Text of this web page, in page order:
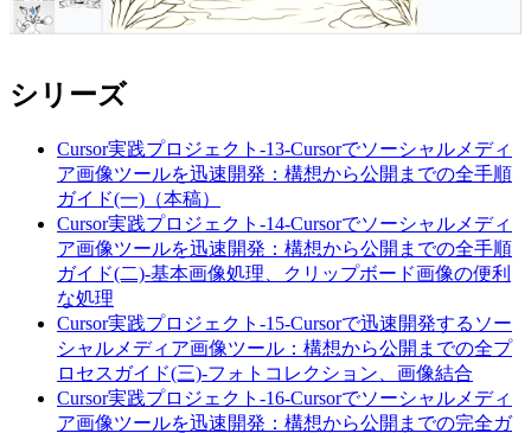
シリーズ
Cursor実践プロジェクト-13-Cursorでソーシャルメディ
ア画像ツールを迅速開発：構想から公開までの全手順
ガイド(一)（本稿）
Cursor実践プロジェクト-14-Cursorでソーシャルメディ
ア画像ツールを迅速開発：構想から公開までの全手順
ガイド(二)-基本画像処理、クリップボード画像の便利
な処理
Cursor実践プロジェクト-15-Cursorで迅速開発するソー
シャルメディア画像ツール：構想から公開までの全プ
ロセスガイド(三)-フォトコレクション、画像結合
Cursor実践プロジェクト-16-Cursorでソーシャルメディ
ア画像ツールを迅速開発：構想から公開までの完全ガ